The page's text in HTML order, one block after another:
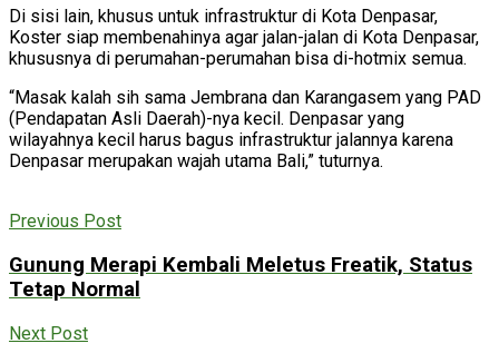
Di sisi lain, khusus untuk infrastruktur di Kota Denpasar,
Koster siap membenahinya agar jalan-jalan di Kota Denpasar,
khususnya di perumahan-perumahan bisa di-hotmix semua.
“Masak kalah sih sama Jembrana dan Karangasem yang PAD
(Pendapatan Asli Daerah)-nya kecil. Denpasar yang
wilayahnya kecil harus bagus infrastruktur jalannya karena
Denpasar merupakan wajah utama Bali,” tuturnya.
Previous Post
Gunung Merapi Kembali Meletus Freatik, Status
Tetap Normal
Next Post